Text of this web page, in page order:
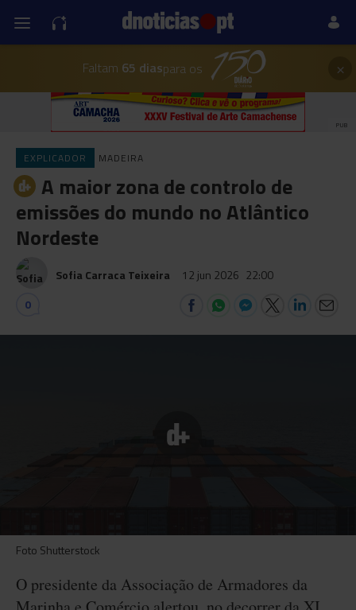
Faltam 65 diaspara os ×
PUB
EXPLICADOR MADEIRA
A maior zona de controlo de
emissões do mundo no Atlântico
Nordeste
Sofia Carraca Teixeira 12 jun 2026 22:00
0
Foto Shutterstock
O presidente da Associação de Armadores da